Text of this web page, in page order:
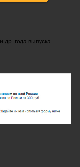
и др. года выпуска.